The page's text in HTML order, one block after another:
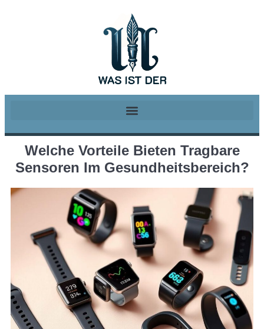
Welche Vorteile Bieten Tragbare
Sensoren Im Gesundheitsbereich?